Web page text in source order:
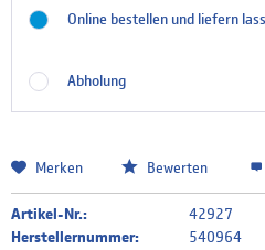
Online bestellen und liefern
Abholung
Merken Bewerten
Artikel-Nr.:
42927
Herstellernummer:
540964